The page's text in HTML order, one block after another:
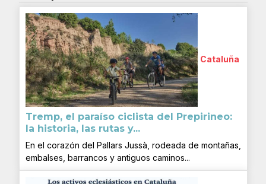
Cataluña
Tremp, el paraíso ciclista del Prepirineo:
la historia, las rutas y...
En el corazón del Pallars Jussà, rodeada de montañas,
embalses, barrancos y antiguos caminos...